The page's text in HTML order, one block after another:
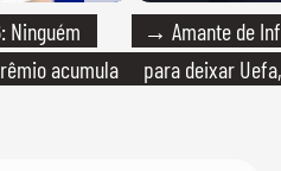
Ninguém
acumula
→ Amante de
para deixar